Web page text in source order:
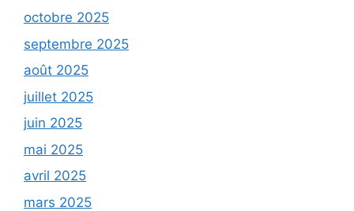
octobre 2025
septembre 2025
août 2025
juillet 2025
juin 2025
mai 2025
avril 2025
mars 2025